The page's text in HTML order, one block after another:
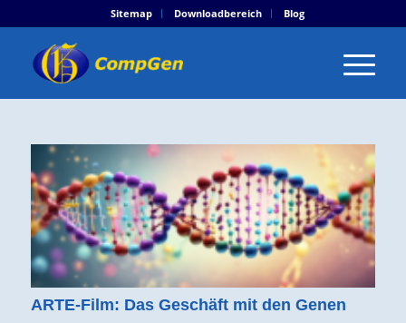
Sitemap Downloadbereich Blog
ARTE-Film: Das Geschäft mit den Genen